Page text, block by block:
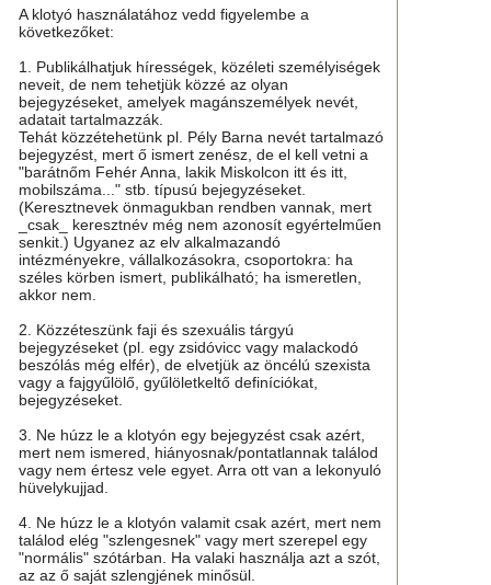
A klotyó használatához vedd figyelembe a
következőket:
1. Publikálhatjuk hírességek, közéleti személyiségek
neveit, de nem tehetjük közzé az olyan
bejegyzéseket, amelyek magánszemélyek nevét,
adatait tartalmazzák.
Tehát közzétehetünk pl. Pély Barna nevét tartalmazó
bejegyzést, mert ő ismert zenész, de el kell vetni a
"barátnőm Fehér Anna, lakik Miskolcon itt és itt,
mobilszáma..." stb. típusú bejegyzéseket.
(Keresztnevek önmagukban rendben vannak, mert
_csak_ keresztnév még nem azonosít egyértelműen
senkit.) Ugyanez az elv alkalmazandó
intézményekre, vállalkozásokra, csoportokra: ha
széles körben ismert, publikálható; ha ismeretlen,
akkor nem.
2. Közzéteszünk faji és szexuális tárgyú
bejegyzéseket (pl. egy zsidóvicc vagy malackodó
beszólás még elfér), de elvetjük az öncélú szexista
vagy a fajgyűlölő, gyűlöletkeltő definíciókat,
bejegyzéseket.
3. Ne húzz le a klotyón egy bejegyzést csak azért,
mert nem ismered, hiányosnak/pontatlannak találod
vagy nem értesz vele egyet. Arra ott van a lekonyuló
hüvelykujjad.
4. Ne húzz le a klotyón valamit csak azért, mert nem
találod elég "szlengesnek" vagy mert szerepel egy
"normális" szótárban. Ha valaki használja azt a szót,
az az ő saját szlengjének minősül.